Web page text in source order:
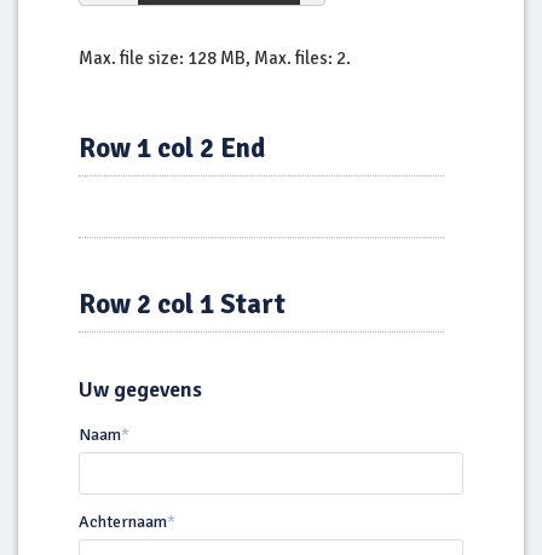
Max. file size: 128 MB, Max. files: 2.
Row 1 col 2 End
Row 2 col 1 Start
Uw gegevens
Naam*
Achternaam*